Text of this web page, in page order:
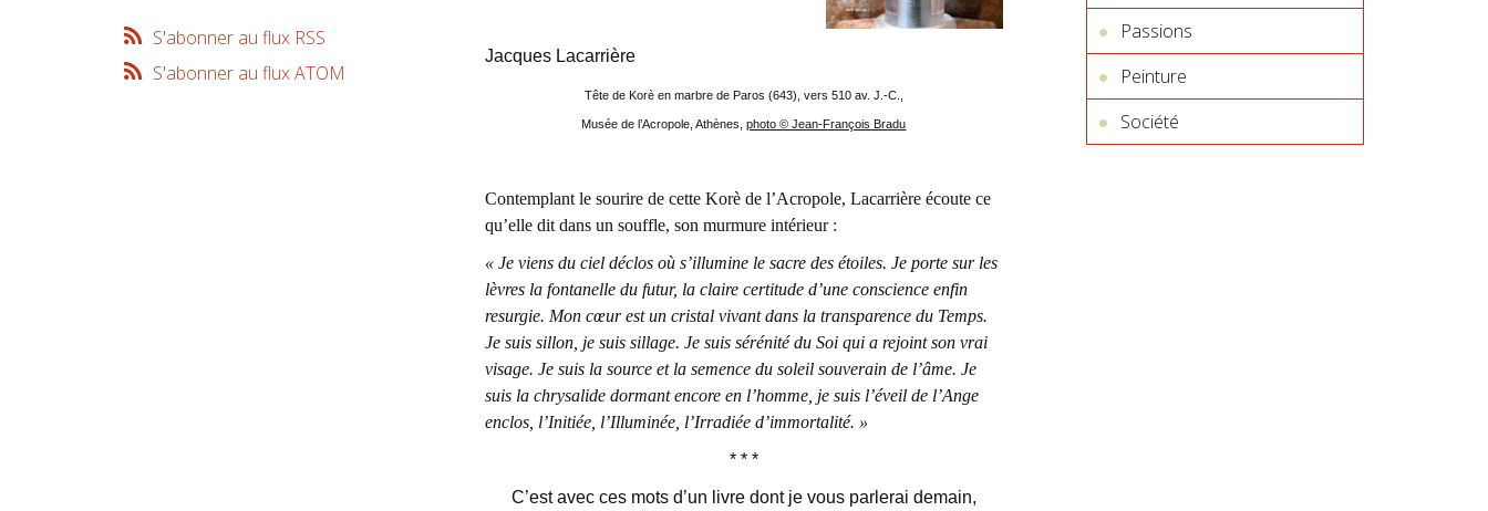
S'abonner au flux RSS
S'abonner au flux ATOM
Jacques Lacarrière
Tête de Korè en marbre de Paros (643), vers 510 av. J.-C.,
Musée de l’Acropole, Athènes,photo © Jean-François Bradu
Contemplant le sourire de cette Korè de l’Acropole, Lacarrière écoute ce
qu’elle dit dans un souffle, son murmure intérieur :
« Je viens du ciel déclos où s’illumine le sacre des étoiles. Je porte sur les
lèvres la fontanelle du futur, la claire certitude d’une conscience enfin
resurgie. Mon cœur est un cristal vivant dans la transparence du Temps.
Je suis sillon, je suis sillage. Je suis sérénité du Soi qui a rejoint son vrai
visage. Je suis la source et la semence du soleil souverain de l’âme. Je
suis la chrysalide dormant encore en l’homme, je suis l’éveil de l’Ange
enclos, l’Initiée, l’Illuminée, l’Irradiée d’immortalité. »
* * *
C’est avec ces mots d’un livre dont je vous parlerai demain,
Passions
Peinture
Société